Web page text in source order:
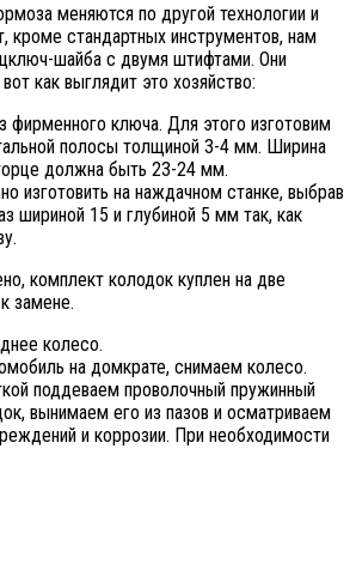
меняются по другой технологии и
кроме стандартных инструментов, нам
шайба с двумя штифтами. Они
как выглядит это хозяйство:
фирменного ключа. Для этого изготовим
полосы толщиной 3-4 мм. Ширина
должна быть 23-24 мм.
изготовить на наждачном станке, выбрав
шириной 15 и глубиной 5 мм так, как
комплект колодок куплен на две
замене.
колесо.
на домкрате, снимаем колесо.
поддеваем проволочный пружинный
вынимаем его из пазов и осматриваем
и коррозии. При необходимости